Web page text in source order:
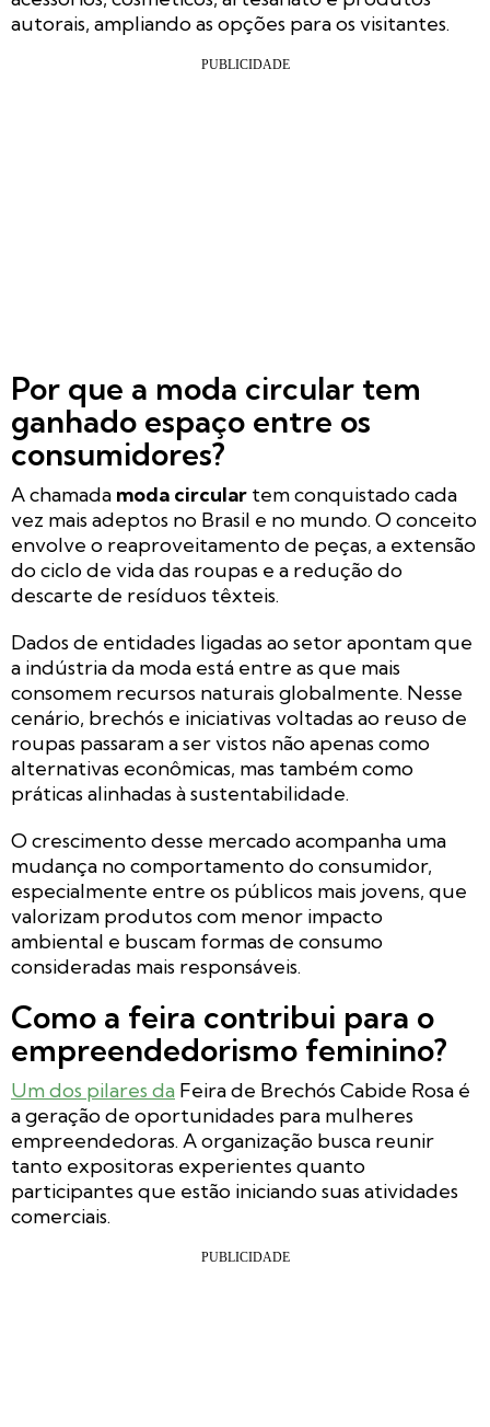
autorais, ampliando as opções para os visitantes.
Por que a moda circular tem
ganhado espaço entre os
consumidores?
A chamada moda circular tem conquistado cada
vez mais adeptos no Brasil e no mundo. O conceito
envolve o reaproveitamento de peças, a extensão
do ciclo de vida das roupas e a redução do
descarte de resíduos têxteis.
Dados de entidades ligadas ao setor apontam que
a indústria da moda está entre as que mais
consomem recursos naturais globalmente. Nesse
cenário, brechós e iniciativas voltadas ao reuso de
roupas passaram a ser vistos não apenas como
alternativas econômicas, mas também como
práticas alinhadas à sustentabilidade.
O crescimento desse mercado acompanha uma
mudança no comportamento do consumidor,
especialmente entre os públicos mais jovens, que
valorizam produtos com menor impacto
ambiental e buscam formas de consumo
consideradas mais responsáveis.
Como a feira contribui para o
empreendedorismo feminino?
Um dos pilares da Feira de Brechós Cabide Rosa é
a geração de oportunidades para mulheres
empreendedoras. A organização busca reunir
tanto expositoras experientes quanto
participantes que estão iniciando suas atividades
comerciais.